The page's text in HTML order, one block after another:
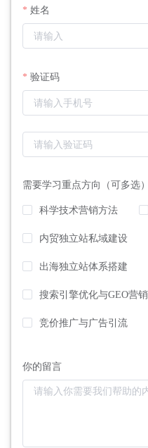
姓名
验证码
需要学习重点方向（可多选）
科学技术营销方法
内贸独立站私域建设
出海独立站体系搭建
搜索引擎优化与GEO营销
竞价推广与广告引流
你的留言